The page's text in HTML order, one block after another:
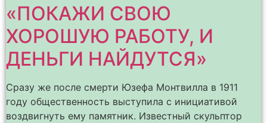
«ПОКАЖИ СВОЮ
ХОРОШУЮ РАБОТУ, И
ДЕНЬГИ НАЙДУТСЯ»
Сразу же после смерти Юзефа Монтвилла в 1911
году общественность выступила с инициативой
воздвигнуть ему памятник. Известный скульптор